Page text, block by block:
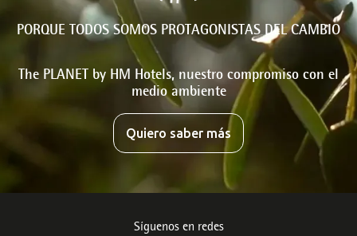
PORQUE TODOS SOMOS PROTAGONISTAS DEL CAMBIO
The PLANET by HM Hotels, nuestro compromiso con el
medio ambiente
Quiero saber más
Síguenos en redes